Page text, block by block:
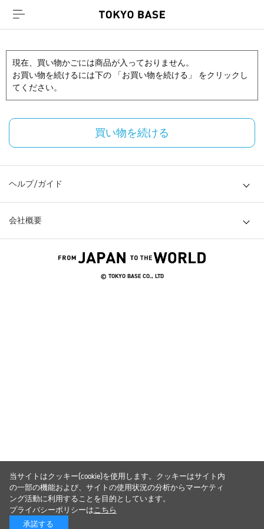
現在、買い物かごには商品が入っておりません。
お買い物を続けるには下の 「お買い物を続ける」 をクリックし
てください。
買い物を続ける
ヘルプ/ガイド
会社概要
© TOKYO BASE CO., LTD
当サイトはクッキー(cookie)を使用します。クッキーはサイト内
の一部の機能および、サイトの使用状況の分析からマーケティ
ング活動に利用することを目的としています。
プライバシーポリシーはこちら
承諾する